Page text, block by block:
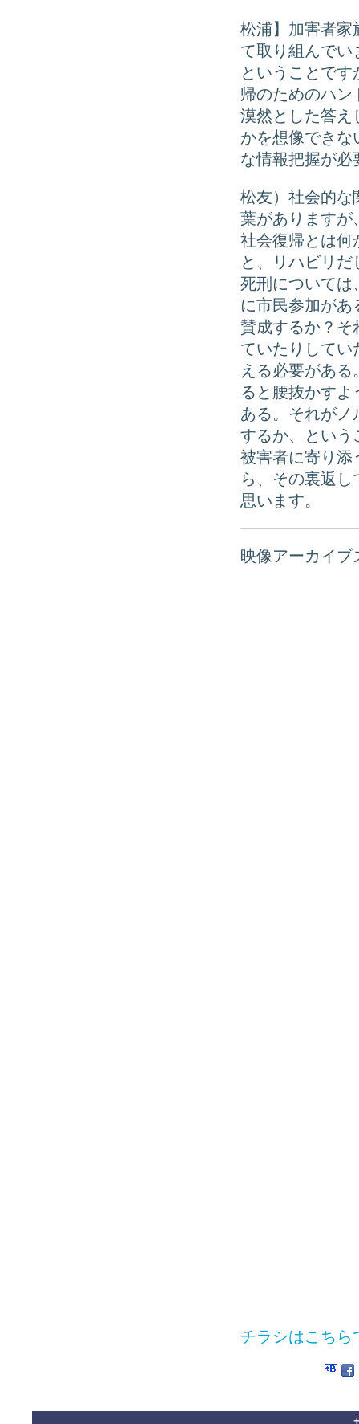
松浦】加害者家
て取り組んでい
ということで
帰のためのハン
漠然とした答え
かを想像できな
な情報把握が必
松友）社会的な
葉がありますが
社会復帰とは何
と、リハビリ
死刑については
に市民参加が
賛成するか？そ
ていたりしてい
える必要があ
ると腰抜かす
ある。それがノ
するか、という
被害者に寄り添
ら、その裏返
思います。
映像アーカイブ
チラシはこちら